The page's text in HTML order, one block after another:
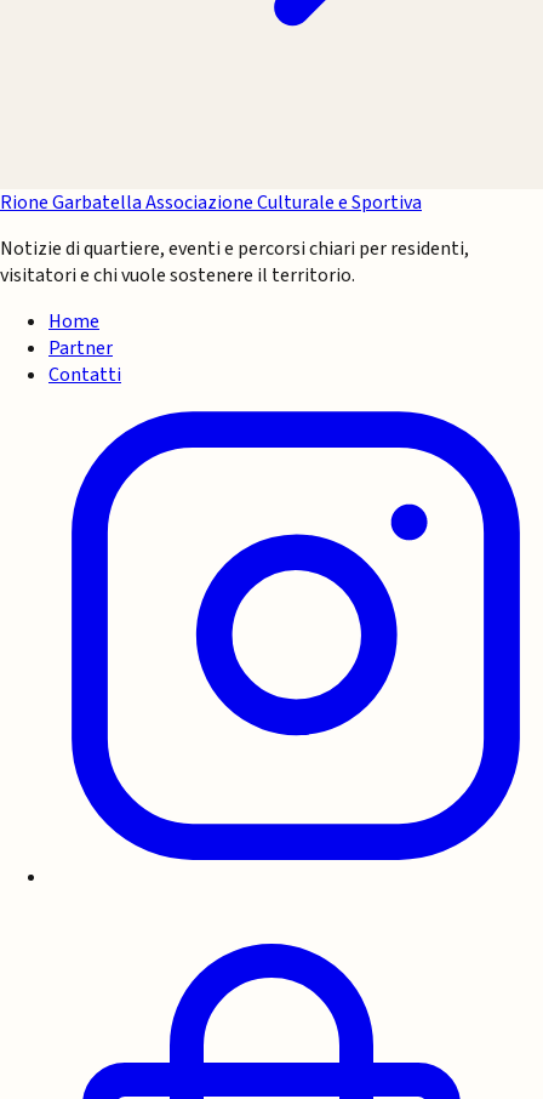
Rione GarbatellaAssociazione Culturale e Sportiva
Notizie di quartiere, eventi e percorsi chiari per residenti,
visitatori e chi vuole sostenere il territorio.
Home
Partner
Contatti